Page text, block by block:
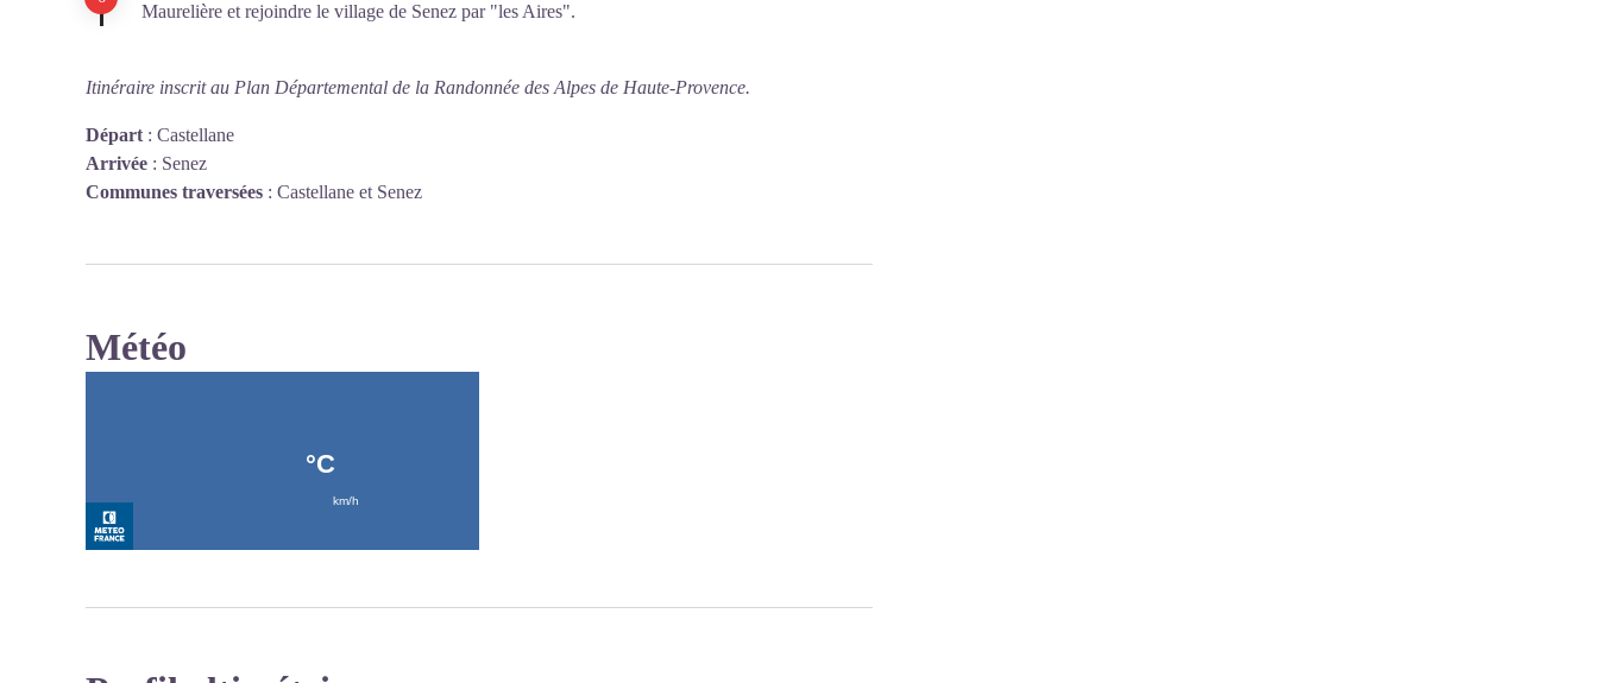
Maurelière et rejoindre le village de Senez par "les Aires".
Itinéraire inscrit au Plan Départemental de la Randonnée des Alpes de Haute-Provence.
Départ : Castellane
Arrivée : Senez
Communes traversées : Castellane et Senez
Météo